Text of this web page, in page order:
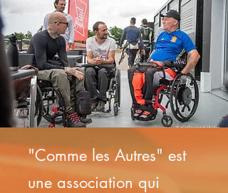
"Comme les Autres" est
une association qui